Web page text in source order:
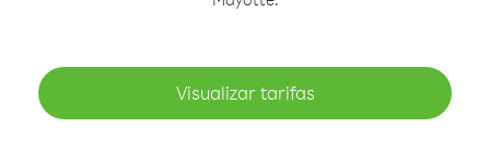
Visualizar tarifas